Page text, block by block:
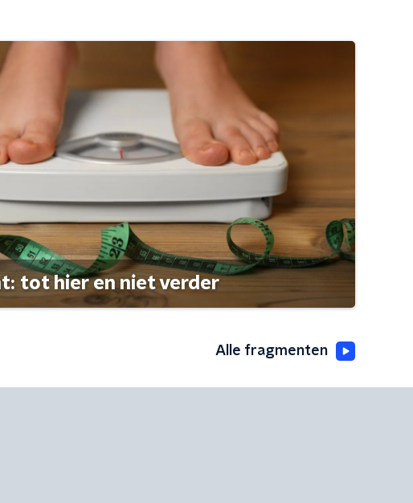
tot hier en niet verder
Alle fragmenten